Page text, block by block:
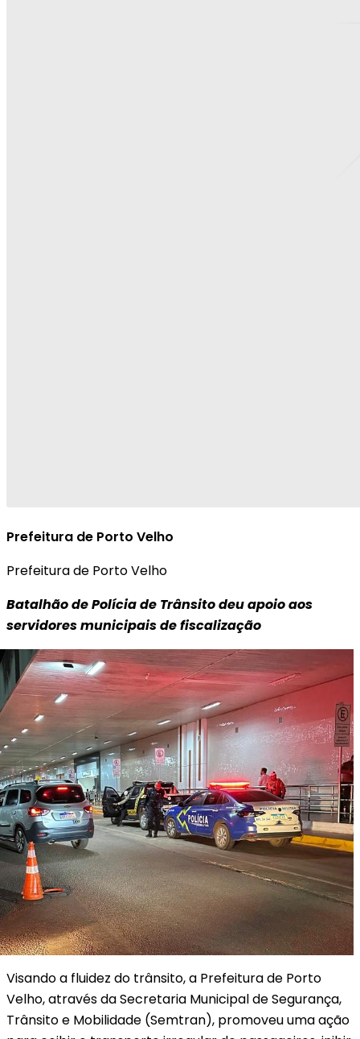
Prefeitura de Porto Velho
Prefeitura de Porto Velho
Batalhão de Polícia de Trânsito deu apoio aos
servidores municipais de fiscalização
Visando a fluidez do trânsito, a Prefeitura de Porto
Velho, através da Secretaria Municipal de Segurança,
Trânsito e Mobilidade (Semtran), promoveu uma ação